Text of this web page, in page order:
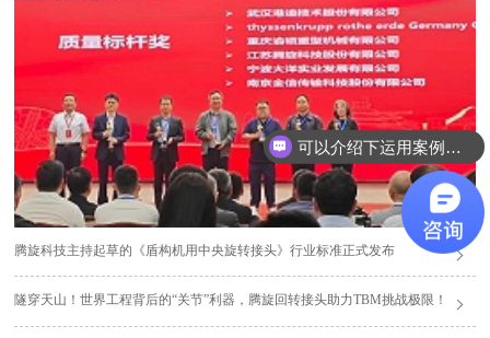
腾旋科技主持起草的《盾构机用中央旋转接头》行业标准正式发布
隧穿天山！世界工程背后的“关节”利器，腾旋回转接头助力TBM挑战极限！